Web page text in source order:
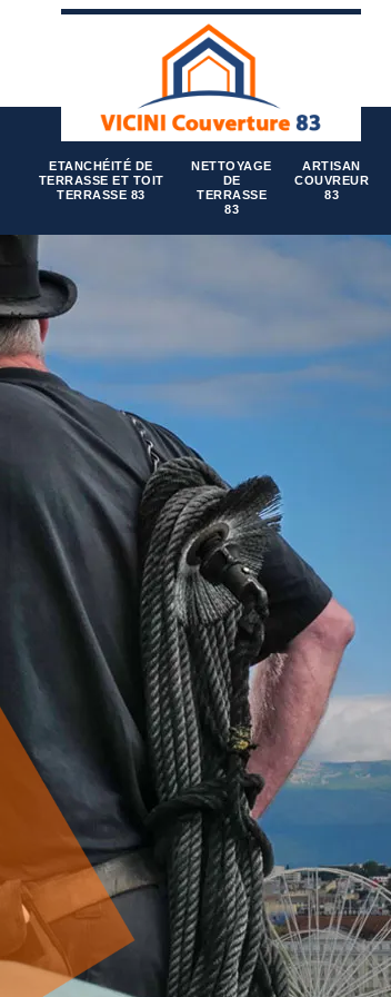
ETANCHÉITÉ DE
TERRASSE ET TOIT
TERRASSE 83
NETTOYAGE
DE
TERRASSE
83
ARTISAN
COUVREUR
83